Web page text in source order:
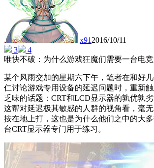
x912016/10/11
3
4
唯快不破：为什么游戏狂魔们需要一台电
某个风雨交加的星期六下午，笔者在和好
仁讨论游戏专用设备的延迟问题时，重新
乏味的话题：CRT和LCD显示器的孰优孰
这帮对延迟极其敏感的人群的视角看，毫
按在地上打，这也是为什么他们之中的大
台CRT显示器专门用于练习。